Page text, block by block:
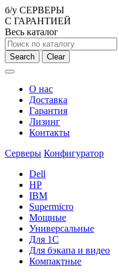
б/у СЕРВЕРЫ
С ГАРАНТИЕЙ
Весь каталог
Search Clear
О нас
Доставка
Гарантия
Лизинг
Контакты
Серверы Конфигуратор
Dell
HP
IBM
Supermicro
Мощные
Универсальные
Для 1С
Для бэкапа и видео
Компактные